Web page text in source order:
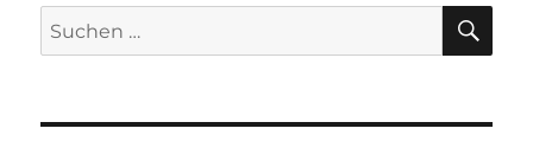
Suchen
nach: